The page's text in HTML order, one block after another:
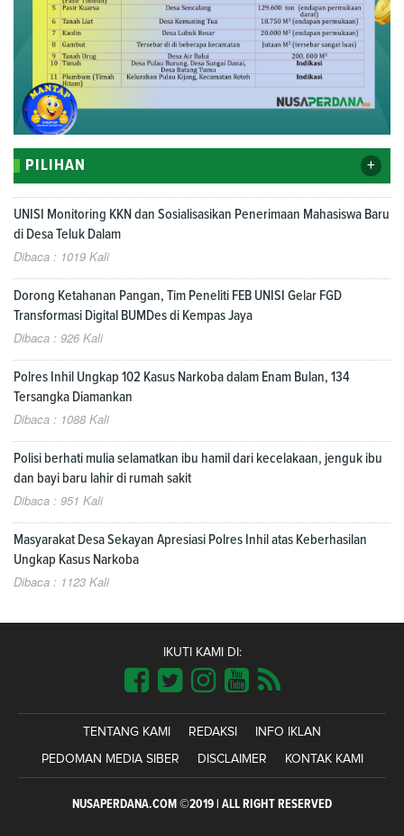
PILIHAN +
UNISI Monitoring KKN dan Sosialisasikan Penerimaan Mahasiswa Baru
di Desa Teluk Dalam
Dibaca : 1019 Kali
Dorong Ketahanan Pangan, Tim Peneliti FEB UNISI Gelar FGD
Transformasi Digital BUMDes di Kempas Jaya
Dibaca : 926 Kali
Polres Inhil Ungkap 102 Kasus Narkoba dalam Enam Bulan, 134
Tersangka Diamankan
Dibaca : 1088 Kali
Polisi berhati mulia selamatkan ibu hamil dari kecelakaan, jenguk ibu
dan bayi baru lahir di rumah sakit
Dibaca : 951 Kali
Masyarakat Desa Sekayan Apresiasi Polres Inhil atas Keberhasilan
Ungkap Kasus Narkoba
Dibaca : 1123 Kali
IKUTI KAMI DI:
TENTANG KAMI REDAKSI INFO IKLAN
PEDOMAN MEDIA SIBER DISCLAIMER KONTAK KAMI
NUSAPERDANA.COM ©2019 | ALL RIGHT RESERVED